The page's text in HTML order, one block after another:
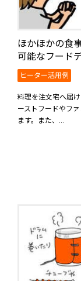
ほかほかの食
可能なフード
ヒーター活用例
料理を注文宅へ届
ーストフードやフ
ます。また、...